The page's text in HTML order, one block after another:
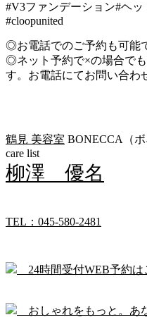
#V3ファンデーション#ヘッ
#cloopunited
◎お電話でのご予約も可能
◎ネット予約で×の場合で
す。お電話にてお問い合わ
鶴見 美容室 BONECCA（ボ
care list
柳澤 優名
TEL：045-580-2481
24時間受付WEB予約は
おしゃれをもっと。あ